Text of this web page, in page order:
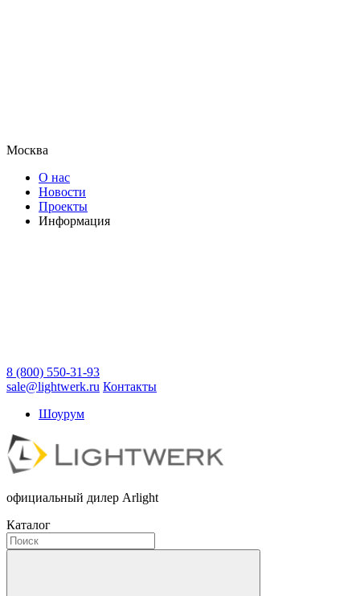
Москва
О нас
Новости
Проекты
Информация
8 (800) 550-31-93
sale@lightwerk.ru Контакты
Шоурум
официальный дилер Arlight
Каталог